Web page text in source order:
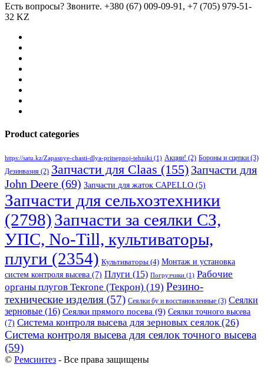
Есть вопросы? Звоните. +380 (67) 009-09-91, +7 (705) 979-51-
32 KZ
Product categories
https://satu.kz/Zapasnye-chasti-dlya-pritsepnoj-tehniki (1) Акции! (2) Бороны и сцепки (3)
Дезинвазия (2) Запчасти для Claas (155) Запчасти для
John Deere (69) Запчасти для жаток CAPELLO (5)
Запчасти для сельхозтехники
(2798)Запчасти за сеялки СЗ,
УПС, No-Till, культиваторы,
плуги (2354) Культиваторы (4) Монтаж и установка
систем контроля высева (7) Плуги (15) Погрузчики (1) Рабочие
органы плугов Текrоne (Текрон) (19) Резино-
технические изделия (57) Сеялки бу и восстановленные (3) Сеялки
зерновые (16) Сеялки прямого посева (9) Сеялки точного высева
(7) Система контроля высева для зерновых сеялок(26)
Система контроля высева для сеялок точного высева
(59)
© Ремсинтез - Все права защищены